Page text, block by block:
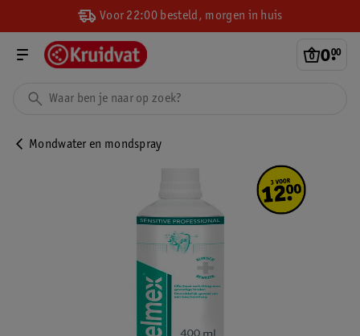
Voor 22:00 besteld, morgen in huis
0.
00
Mondwater en mondspray